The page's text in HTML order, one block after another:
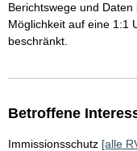
Berichtswege und
Möglichkeit auf eine 1:1
beschränkt.
Betroffene
Immissionsschutz [alle